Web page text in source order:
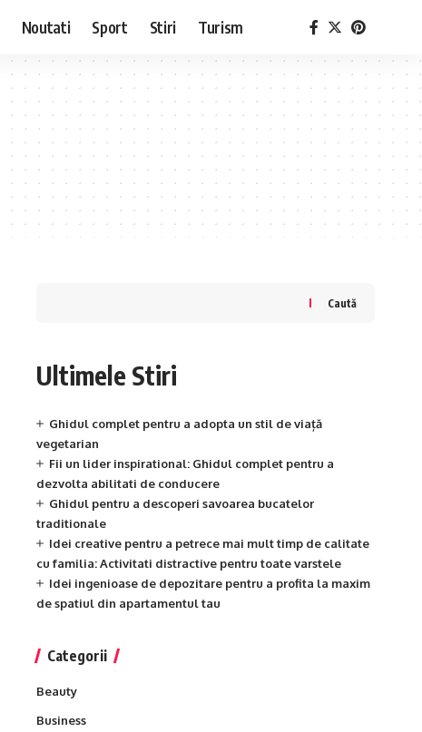
Noutati Sport Stiri Turism
Caută
Ultimele Stiri
Ghidul complet pentru a adopta un stil de viață
vegetarian
Fii un lider inspirational: Ghidul complet pentru a
dezvolta abilitati de conducere
Ghidul pentru a descoperi savoarea bucatelor
traditionale
Idei creative pentru a petrece mai mult timp de calitate
cu familia: Activitati distractive pentru toate varstele
Idei ingenioase de depozitare pentru a profita la maxim
de spatiul din apartamentul tau
Categorii
Beauty
Business